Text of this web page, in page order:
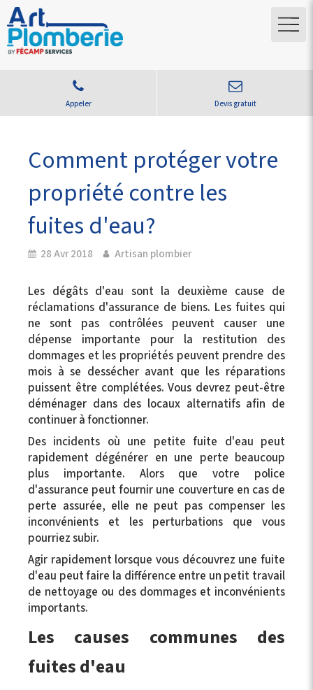
Appeler Devis gratuit
Comment protéger votre
propriété contre les
fuites d'eau?
28 Avr 2018 Artisan plombier
Les dégâts d'eau sont la deuxième cause de
réclamations d'assurance de biens. Les fuites qui
ne sont pas contrôlées peuvent causer une
dépense importante pour la restitution des
dommages et les propriétés peuvent prendre des
mois à se dessécher avant que les réparations
puissent être complétées. Vous devrez peut-être
déménager dans des locaux alternatifs afin de
continuer à fonctionner.
Des incidents où une petite fuite d'eau peut
rapidement dégénérer en une perte beaucoup
plus importante. Alors que votre police
d'assurance peut fournir une couverture en cas de
perte assurée, elle ne peut pas compenser les
inconvénients et les perturbations que vous
pourriez subir.
Agir rapidement lorsque vous découvrez une fuite
d'eau peut faire la différence entre un petit travail
de nettoyage ou des dommages et inconvénients
importants.
Les causes communes des
fuites d'eau